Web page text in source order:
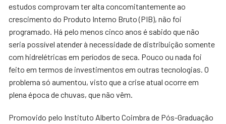
estudos comprovam ter alta concomitantemente ao
crescimento do Produto Interno Bruto (PIB), não foi
programado. Há pelo menos cinco anos é sabido que não
seria possível atender à necessidade de distribuição somente
com hidrelétricas em períodos de seca. Pouco ou nada foi
feito em termos de investimentos em outras tecnologias. O
problema só aumentou, visto que a crise atual ocorre em
plena época de chuvas, que não vêm.
Promovido pelo Instituto Alberto Coimbra de Pós-Graduação